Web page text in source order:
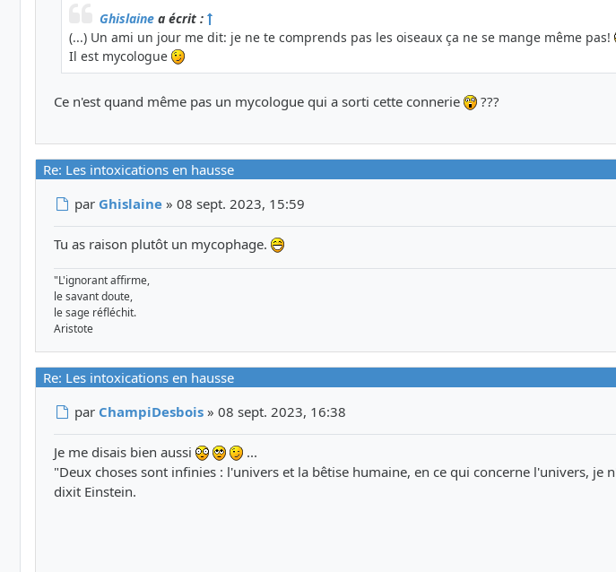
Ghislaine a écrit :
(...) Un ami un jour me dit: je ne te comprends pas les oiseaux ça ne se mange même pas!
Il est mycologue
Ce n'est quand même pas un mycologue qui a sorti cette connerie ???
Re: Les intoxications en hausse
Message
par Ghislaine »08 sept. 2023, 15:59
Tu as raison plutôt un mycophage.
"L'ignorant affirme,
le savant doute,
le sage réfléchit.
Aristote
Re: Les intoxications en hausse
Message
par ChampiDesbois »08 sept. 2023, 16:38
Je me disais bien aussi
...
"Deux choses sont infinies : l'univers et la bêtise humaine, en ce qui concerne l'univers, je
dixit Einstein.